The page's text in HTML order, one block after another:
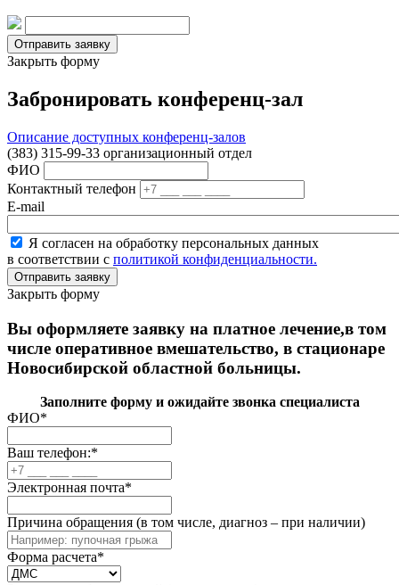
Закрыть форму
Забронировать конференц-зал
Описание доступных конференц-залов
(383) 315-99-33 организационный отдел
ФИО
Контактный телефон
E-mail
Я согласен на обработку персональных данных
в соответствии с политикой конфиденциальности.
Закрыть форму
Вы оформляете заявку на платное лечение,в том
числе оперативное вмешательство, в стационаре
Новосибирской областной больницы.
Заполните форму и ожидайте звонка специалиста
ФИО*
Ваш телефон:*
Электронная почта*
Причина обращения (в том числе, диагноз – при наличии)
Форма расчета*